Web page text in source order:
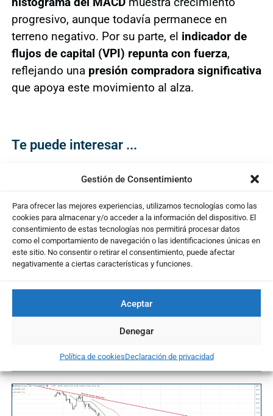
Gestión de Consentimiento
Para ofrecer las mejores experiencias, utilizamos tecnologías como las
cookies para almacenar y/o acceder a la información del dispositivo. El
consentimiento de estas tecnologías nos permitirá procesar datos
como el comportamiento de navegación o las identificaciones únicas en
este sitio. No consentir o retirar el consentimiento, puede afectar
negativamente a ciertas características y funciones.
Aceptar
Denegar
Política de cookiesDeclaración de privacidad
progresivo, aunque todavía permanece en
terreno negativo. Por su parte, el indicador de
flujos de capital (VPI) repunta con fuerza,
reflejando una presión compradora significativa
que apoya este movimiento al alza.
Te puede interesar ...
Qualcomm rompe resistencias y abre el
camino a nuevas subidas